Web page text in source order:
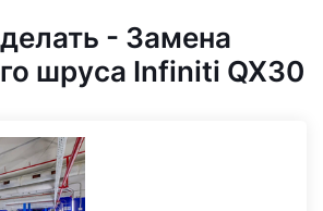
- Замена
шруса Infiniti QX30